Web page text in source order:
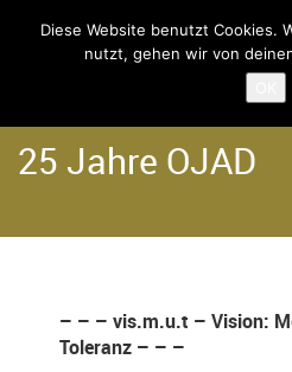
Der Verein
25 Jahre OJAD
– – – vis.m.u.t – Vision:
Toleranz – – –
Diese Website benutzt Cookies.
nutzt, gehen wir von